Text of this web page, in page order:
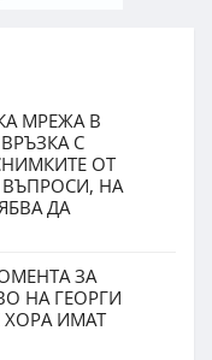
МРЕЖА В
С
ОТ
НА
ДА
ЗА
НА ГЕОРГИ
ИМАТ